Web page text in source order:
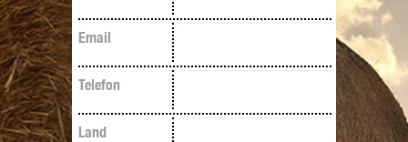
Scandinavia
Email
Telefon
Land